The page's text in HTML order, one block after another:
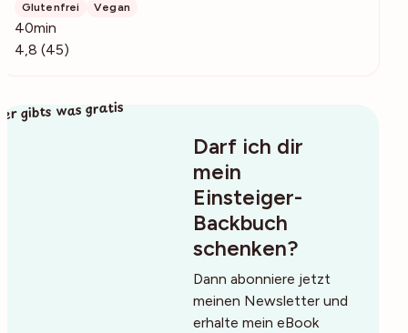
Glutenfrei Vegan
40min
4,8 (45)
Darf ich dir
mein
Einsteiger-
Backbuch
schenken?
Dann abonniere jetzt
meinen Newsletter und
erhalte mein eBook
gibts was gratis